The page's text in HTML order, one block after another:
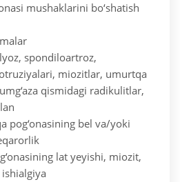
mushaklarini bo‘shatish
spondiloartroz,
miozitlar, umurtqa
qismidagi radikulitlar,
pog‘onasining bel va/yoki
lat yeyishi, miozit,